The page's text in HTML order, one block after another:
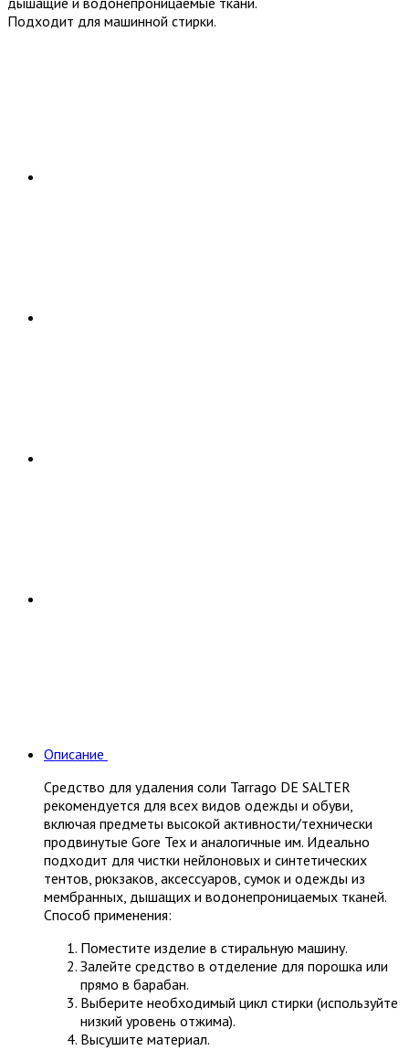
Подходит для машинной стирки.
Описание
Средство для удаления соли Tarrago DE SALTER
рекомендуется для всех видов одежды и обуви,
включая предметы высокой активности/технически
продвинутые Gore Tex и аналогичные им. Идеально
подходит для чистки нейлоновых и синтетических
тентов, рюкзаков, аксессуаров, сумок и одежды из
мембранных, дышащих и водонепроницаемых тканей.
Способ применения:
Поместите изделие в стиральную машину.
Залейте средство в отделение для порошка или
прямо в барабан.
Выберите необходимый цикл стирки (используйте
низкий уровень отжима).
Высушите материал.